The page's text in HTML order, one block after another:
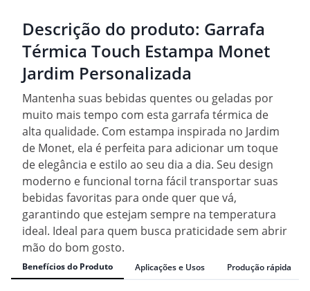
Descrição do produto: Garrafa
Térmica Touch Estampa Monet
Jardim Personalizada
Mantenha suas bebidas quentes ou geladas por
muito mais tempo com esta garrafa térmica de
alta qualidade. Com estampa inspirada no Jardim
de Monet, ela é perfeita para adicionar um toque
de elegância e estilo ao seu dia a dia. Seu design
moderno e funcional torna fácil transportar suas
bebidas favoritas para onde quer que vá,
garantindo que estejam sempre na temperatura
ideal. Ideal para quem busca praticidade sem abrir
mão do bom gosto.
Benefícios do Produto Aplicações e Usos Produção rápida